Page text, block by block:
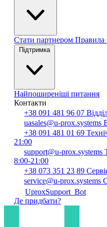
Стати партнером Правила
Підтримка
Найпоширеніші питання
Контакти
+38 091 481 96 07
uasales@u-prox.systems
+38 091 481 01 69
21:00
support@u-prox.systems
8:00-21:00
+38 073 351 23 89
service@u-prox.systems
UproxSupport_Bot
Де придбати?